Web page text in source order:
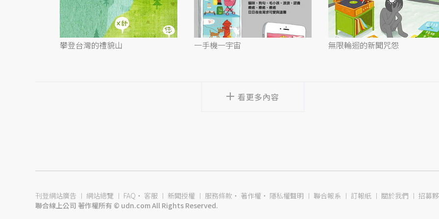
攀登台灣的禮貌山 一手機一宇宙 無限輪迴的新聞咒怨
看更多內容
刊登網站廣告 ︱ 網站總覽 ︱ FAQ ‧ 客服 ︱ 新聞授權 ︱ 服務條款 ‧ 著作權 ‧ 隱私權聲明 ︱ 聯合報系 ︱ 訂報紙 ︱ 關於我們 ︱ 招募
聯合線上公司 著作權所有 © udn.com All Rights Reserved.